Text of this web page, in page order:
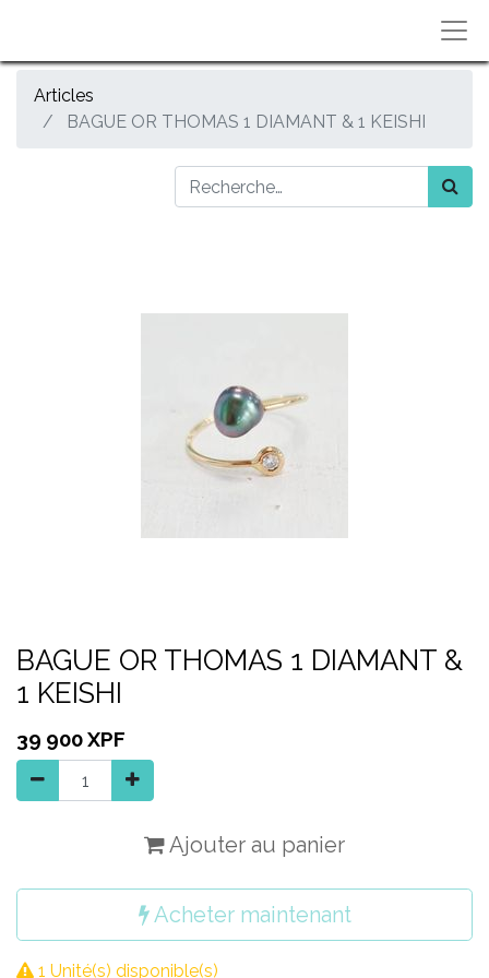
Articles
BAGUE OR THOMAS 1 DIAMANT & 1 KEISHI
BAGUE OR THOMAS 1 DIAMANT &
1 KEISHI
39 900XPF
Ajouter au panier
Acheter maintenant
1 Unité(s) disponible(s)